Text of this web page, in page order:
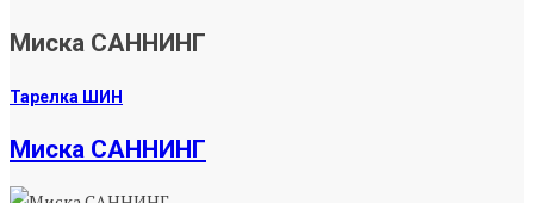
Миска САННИНГ
Тарелка ШИН
Миска САННИНГ